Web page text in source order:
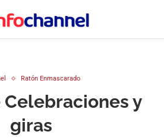
Ratón Enmascarado
Celebraciones y
giras